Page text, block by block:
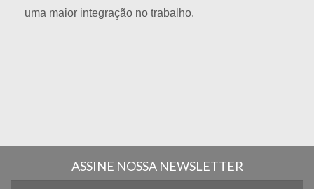
uma maior integração no trabalho.
ASSINE NOSSA NEWSLETTER